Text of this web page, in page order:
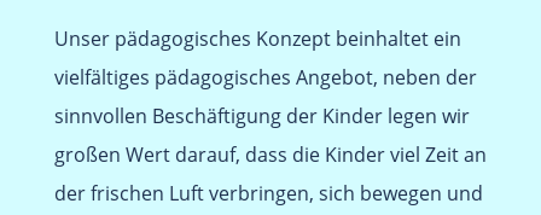
Unser pädagogisches Konzept beinhaltet ein
vielfältiges pädagogisches Angebot, neben der
sinnvollen Beschäftigung der Kinder legen wir
großen Wert darauf, dass die Kinder viel Zeit an
der frischen Luft verbringen, sich bewegen und